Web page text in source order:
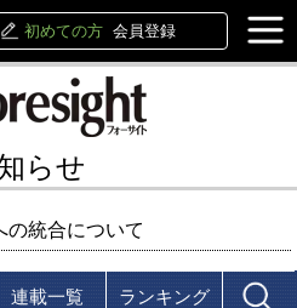
初めての方 会員登録
らせ
の統合について
連載一覧 ランキング